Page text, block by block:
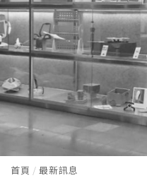
首頁 最新訊息